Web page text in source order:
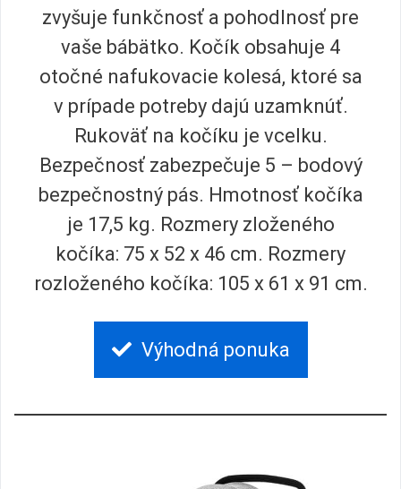
zvyšuje funkčnosť a pohodlnosť pre
vaše bábätko. Kočík obsahuje 4
otočné nafukovacie kolesá, ktoré sa
v prípade potreby dajú uzamknúť.
Rukoväť na kočíku je vcelku.
Bezpečnosť zabezpečuje 5 – bodový
bezpečnostný pás. Hmotnosť kočíka
je 17,5 kg. Rozmery zloženého
kočíka: 75 x 52 x 46 cm. Rozmery
rozloženého kočíka: 105 x 61 x 91 cm.
Výhodná ponuka